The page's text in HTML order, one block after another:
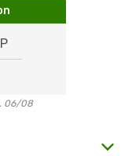
06/08